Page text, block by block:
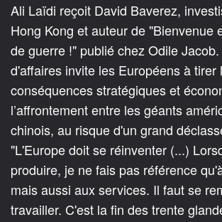
Ali Laïdi reçoit David Baverez,
Hong Kong et auteur de "Bienvenue
de guerre !" publié chez Odile
d'affaires invite les Européens à tirer
conséquences stratégiques et
l’affrontement entre les géants
chinois, au risque d'un grand
"L'Europe doit se réinventer (...)
produire, je ne fais pas référence
mais aussi aux services. Il faut se
travailler. C'est la fin des trente